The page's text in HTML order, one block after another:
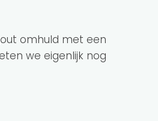
omhuld met een
we eigenlijk nog